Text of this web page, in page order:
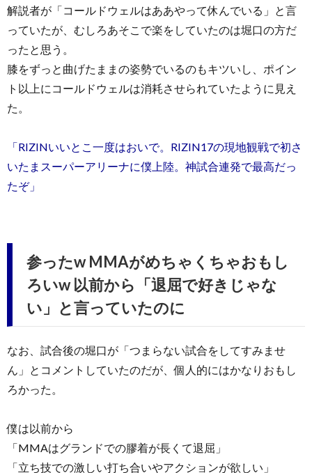
解説者が「コールドウェルはああやって休んでいる」と言
っていたが、むしろあそこで楽をしていたのは堀口の方だ
ったと思う。
膝をずっと曲げたままの姿勢でいるのもキツいし、ポイン
ト以上にコールドウェルは消耗させられていたように見え
た。
「RIZINいいとこ一度はおいで。RIZIN17の現地観戦で初さ
いたまスーパーアリーナに僕上陸。神試合連発で最高だっ
たぞ」
参ったw MMAがめちゃくちゃおもし
ろいw 以前から「退屈で好きじゃな
い」と言っていたのに
なお、試合後の堀口が「つまらない試合をしてすみませ
ん」とコメントしていたのだが、個人的にはかなりおもし
ろかった。
僕は以前から
「MMAはグランドでの膠着が長くて退屈」
「立ち技での激しい打ち合いやアクションが欲しい」